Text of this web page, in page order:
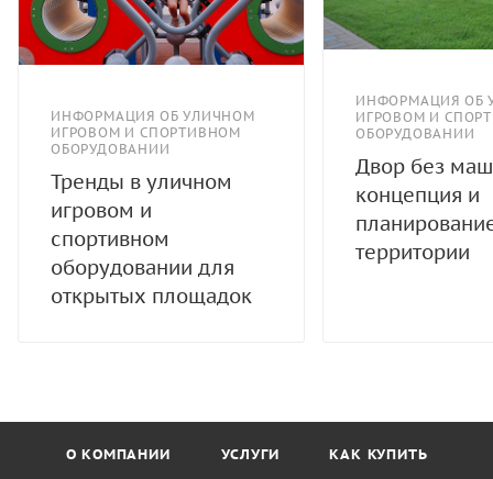
ИНФОРМАЦИЯ ОБ УЛИЧНОМ
ИГРОВОМ И СПОРТИВНОМ
ОБОРУДОВАНИИ
Тренды в уличном
игровом и
спортивном
оборудовании для
открытых площадок
ИНФОРМАЦИЯ ОБ
ИГРОВОМ И
ОБОРУДОВАНИИ
Двор без
концепция и
территории
О КОМПАНИИ УСЛУГИ КАК КУПИТЬ